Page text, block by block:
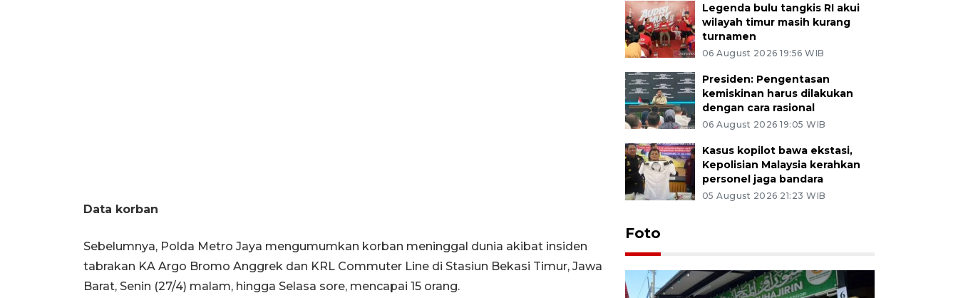
Data korban
Sebelumnya, Polda Metro Jaya mengumumkan korban meninggal dunia akibat insiden
tabrakan KA Argo Bromo Anggrek dan KRL Commuter Line di Stasiun Bekasi Timur, Jawa
Barat, Senin (27/4) malam, hingga Selasa sore, mencapai 15 orang.
Legenda bulu tangkis RI akui
wilayah timur masih kurang
turnamen
06 August 2026 19:56 WIB
Presiden: Pengentasan
kemiskinan harus dilakukan
dengan cara rasional
06 August 2026 19:05 WIB
Kasus kopilot bawa ekstasi,
Kepolisian Malaysia kerahkan
personel jaga bandara
05 August 2026 21:23 WIB
Foto